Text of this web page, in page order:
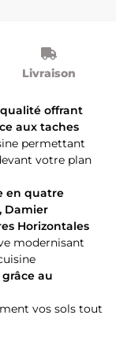
Livraison
offrant
aux taches
permettant
votre plan
en quatre
Damier
Horizontales
modernisant
au
vos sols tout